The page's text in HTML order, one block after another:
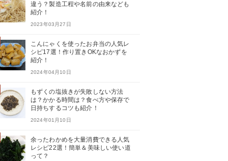
違う？製造工程や名前の由来なども
紹介！
2023年03月27日
こんにゃくを使ったお弁当の人気レ
シピ17選！作り置きOKなおかずを
紹介！
2024年04月10日
もずくの塩抜きが失敗しない方法
は？かかる時間は？食べ方や保存で
日持ちするコツも紹介！
2024年01月10日
余ったわかめを大量消費できる人気
レシピ22選！簡単＆美味しい使い道
って？